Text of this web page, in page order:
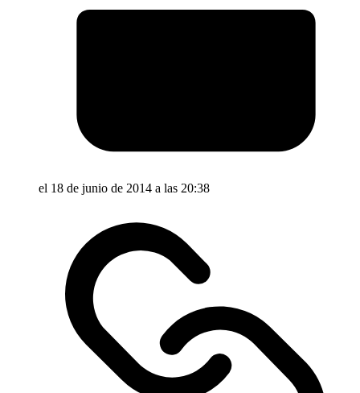
el 18 de junio de 2014 a las 20:38